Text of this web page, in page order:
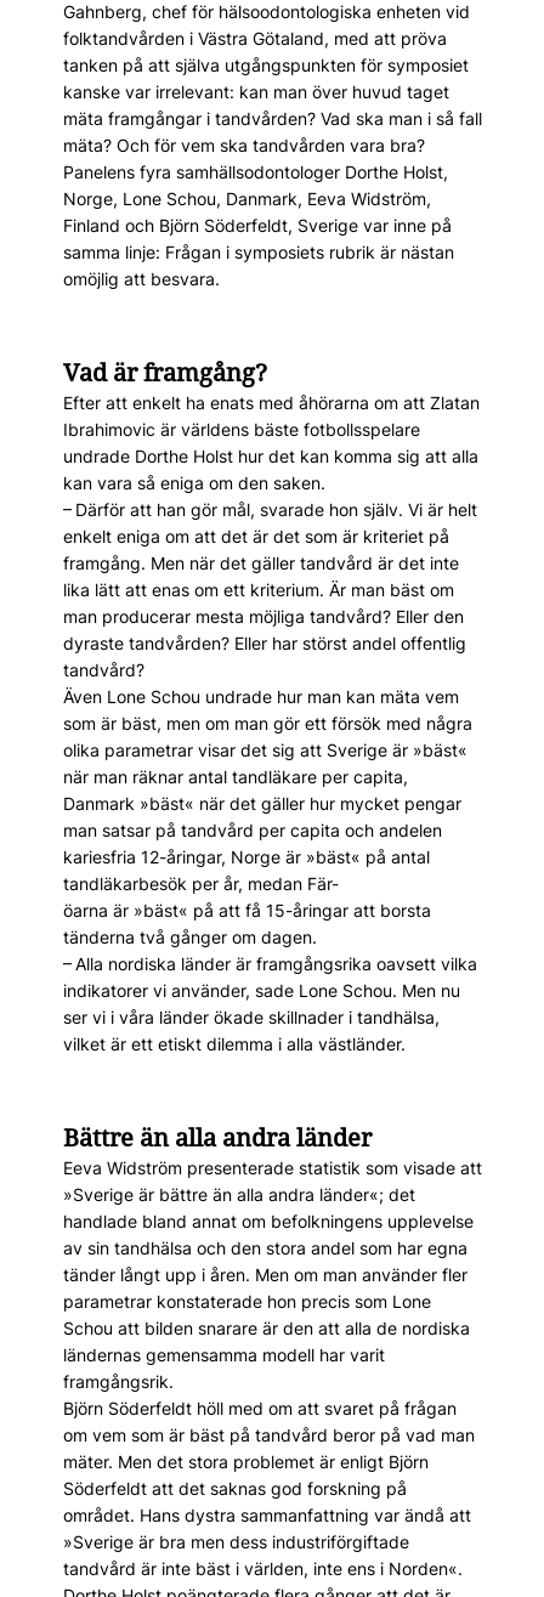
Gahnberg, chef för hälsoodontologiska enheten vid
folktandvården i Västra Götaland, med att pröva
tanken på att själva utgångspunkten för symposiet
kanske var irrelevant: kan man över huvud taget
mäta framgångar i tandvården? Vad ska man i så fall
mäta? Och för vem ska tandvården vara bra?
Panelens fyra samhällsodontologer Dorthe Holst,
Norge, Lone Schou, Danmark, Eeva Widström,
Finland och Björn Söderfeldt, Sverige var inne på
samma linje: Frågan i symposiets rubrik är nästan
omöjlig att besvara.
Vad är framgång?
Efter att enkelt ha enats med åhörarna om att Zlatan
Ibrahimovic är världens bäste fotbollsspelare
undrade Dorthe Holst hur det kan komma sig att alla
kan vara så eniga om den saken.
– Därför att han gör mål, svarade hon själv. Vi är helt
enkelt eniga om att det är det som är kriteriet på
framgång. Men när det gäller tandvård är det inte
lika lätt att enas om ett kriterium. Är man bäst om
man producerar mesta möjliga tandvård? Eller den
dyraste tandvården? Eller har störst andel offentlig
tandvård?
Även Lone Schou undrade hur man kan mäta vem
som är bäst, men om man gör ett försök med några
olika parametrar visar det sig att Sverige är »bäst«
när man räknar antal tandläkare per capita,
Danmark »bäst« när det gäller hur mycket pengar
man satsar på tandvård per capita och andelen
kariesfria 12-åringar, Norge är »bäst« på antal
tandläkarbesök per år, medan Fär-
öarna är »bäst« på att få 15-åringar att borsta
tänderna två gånger om dagen.
– Alla nordiska länder är framgångsrika oavsett vilka
indikatorer vi använder, sade Lone Schou. Men nu
ser vi i våra länder ökade skillnader i tandhälsa,
vilket är ett etiskt dilemma i alla västländer.
Bättre än alla andra länder
Eeva Widström presenterade statistik som visade att
»Sverige är bättre än alla andra länder«; det
handlade bland annat om befolkningens upplevelse
av sin tandhälsa och den stora andel som har egna
tänder långt upp i åren. Men om man använder fler
parametrar konstaterade hon precis som Lone
Schou att bilden snarare är den att alla de nordiska
ländernas gemensamma modell har varit
framgångsrik.
Björn Söderfeldt höll med om att svaret på frågan
om vem som är bäst på tandvård beror på vad man
mäter. Men det stora problemet är enligt Björn
Söderfeldt att det saknas god forskning på
området. Hans dystra sammanfattning var ändå att
»Sverige är bra men dess industriförgiftade
tandvård är inte bäst i världen, inte ens i Norden«.